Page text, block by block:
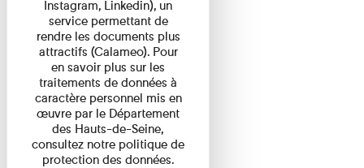
Instagram, Linkedin), un
service permettant de
rendre les documents plus
attractifs (Calameo). Pour
en savoir plus sur les
traitements de données à
caractère personnel mis en
œuvre par le Département
des Hauts-de-Seine,
consultez notre politique de
protection des données.